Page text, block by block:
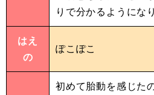
りで分かるようにな
はえ
の
ぽこぽこ
初めて胎動を感じた